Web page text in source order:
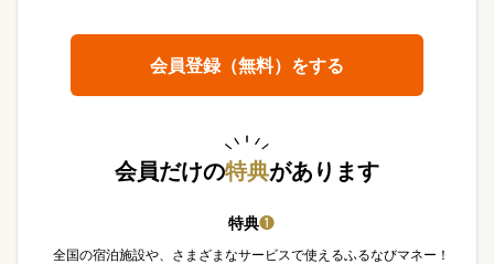
会員登録（無料）をする
会員だけの特典があります
特典❶
全国の宿泊施設や、さまざまなサービスで使えるふるなびマネー！